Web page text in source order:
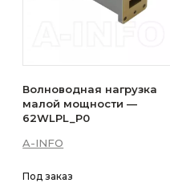
Волноводная нагрузка
малой мощности —
62WLPL_P0
A-INFO
Под заказ